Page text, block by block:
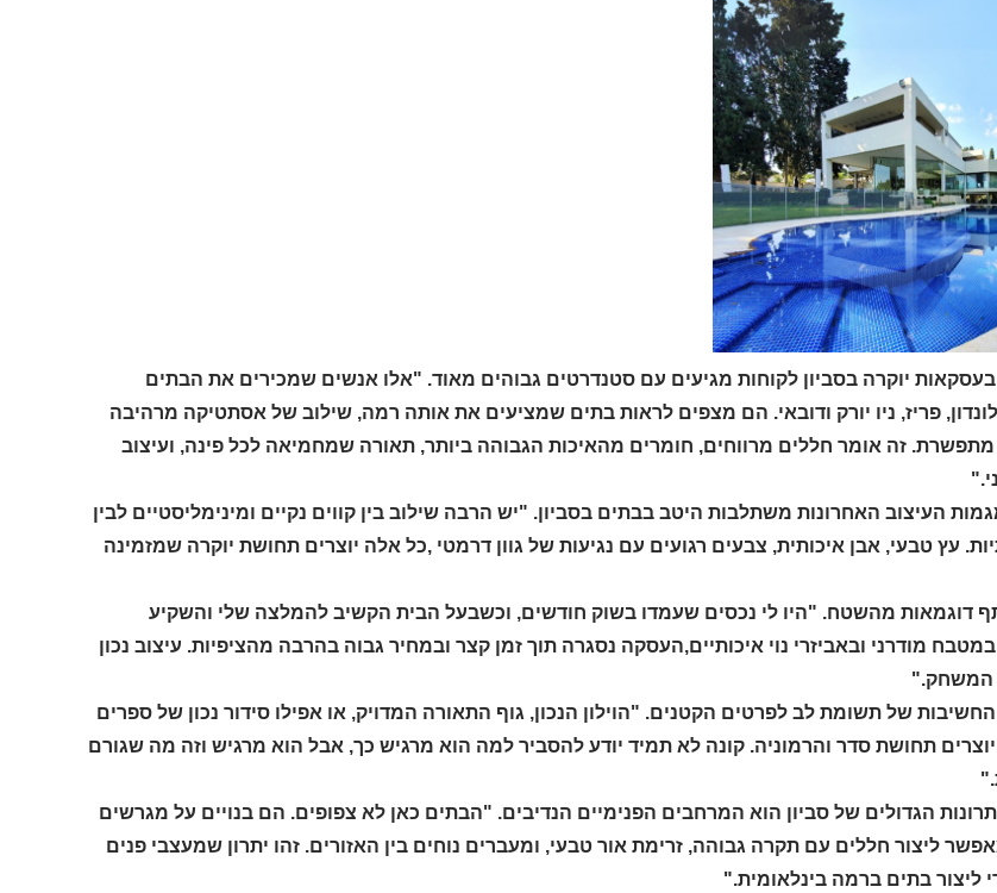
בעסקאות יוקרה בסביון לקוחות מגיעים עם סטנדרטים גבוהים מאוד. "אלו אנשים שמכירים את הבתים
פריז, ניו יורק ודובאי. הם מצפים לראות בתים שמציעים את אותה רמה, שילוב של אסתטיקה מרהיבה
מתפשרת. זה אומר חללים מרווחים, חומרים מהאיכות הגבוהה ביותר, תאורה שמחמיאה לכל פינה, ועיצוב
העיצוב האחרונות משתלבות היטב בבתים בסביון. "יש הרבה שילוב בין קווים נקיים ומינימליסטיים לבין
עץ טבעי, אבן איכותית, צבעים רגועים עם נגיעות של גוון דרמטי ,כל אלה יוצרים תחושת יוקרה שמזמינה
דוגמאות מהשטח. "היו לי נכסים שעמדו בשוק חודשים, וכשבעל הבית הקשיב להמלצה שלי והשקיע
מודרני ובאביזרי נוי איכותיים,העסקה נסגרה תוך זמן קצר ובמחיר גבוה בהרבה מהציפיות. עיצוב נכון
המשחק."
של תשומת לב לפרטים הקטנים. "הוילון הנכון, גוף התאורה המדויק, או אפילו סידור נכון של ספרים
תחושת סדר והרמוניה. קונה לא תמיד יודע להסביר למה הוא מרגיש כך, אבל הוא מרגיש וזה מה שגורם
הגדולים של סביון הוא המרחבים הפנימיים הנדיבים. "הבתים כאן לא צפופים. הם בנויים על מגרשים
ליצור חללים עם תקרה גבוהה, זרימת אור טבעי, ומעברים נוחים בין האזורים. זהו יתרון שמעצבי פנים
ליצור בתים ברמה בינלאומית."